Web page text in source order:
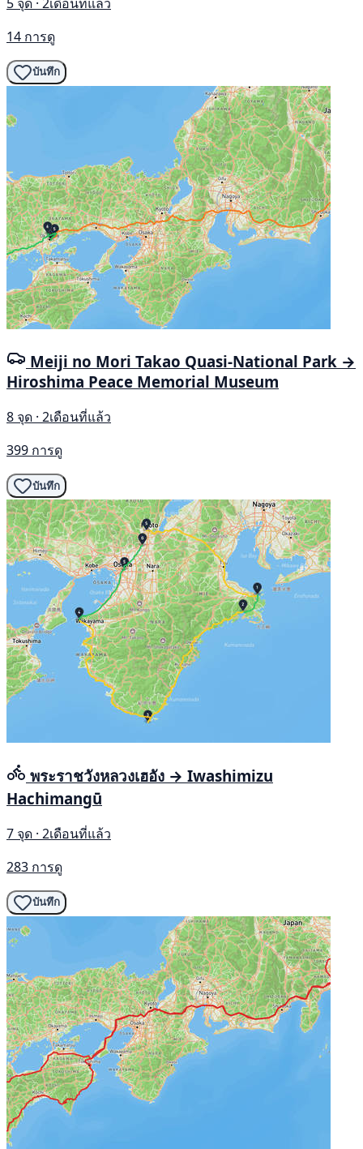
14 การดู
บันทึก
Meiji no Mori Takao Quasi-National Park →
Hiroshima Peace Memorial Museum
8 จุด · 2เดือนที่แล้ว
399 การดู
บันทึก
พระราชวังหลวงเฮอัง → Iwashimizu
Hachimangū
7 จุด · 2เดือนที่แล้ว
283 การดู
บันทึก